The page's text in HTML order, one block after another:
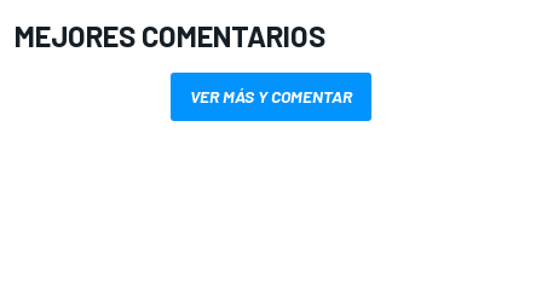
MEJORES COMENTARIOS
VER MÁS Y COMENTAR